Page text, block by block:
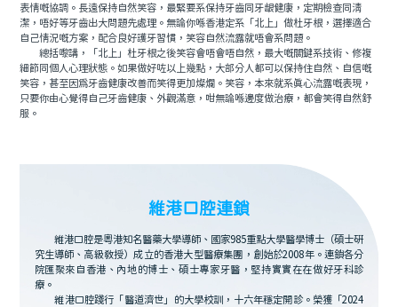
表情嘅協調。長遠保持自然笑容，最緊要系保持牙齒同牙龈健康，定期檢查同清
潔，唔好等牙齒出大問題先處理。無論你喺香港定系「北上」做杜牙根，選擇適合
自己情況嘅方案，配合良好護牙習慣，笑容自然流露就唔會系問題。
總括嚟講，「北上」杜牙根之後笑容會唔會唔自然，最大嘅關鍵系技術、修複
細節同個人心理狀態。如果做好咗以上幾點，大部分人都可以保持住自然、自信嘅
笑容，甚至因爲牙齒健康改善而笑得更加燦爛。笑容，本來就系真心流露嘅表現，
只要你由心覺得自己牙齒健康、外觀滿意，咁無論喺邊度做治療，都會笑得自然舒
服。
維港口腔連鎖
維港口腔是粵港知名醫藥大學導師、國家985重點大學醫學博士（碩士研
究生導師、高級教授）成立的香港大型醫療集團，創始於2008年。連鎖各分
院匯聚來自香港、內地的博士、碩士專家牙醫，堅持實實在在做好牙科診
療。
維港口腔踐行「醫道濟世」的大學校訓，十六年穩定開診。榮獲「2024